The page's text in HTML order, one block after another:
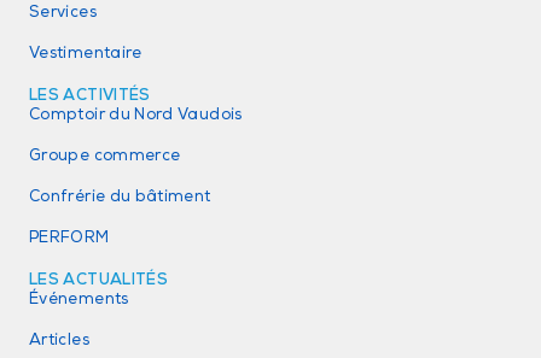
Services
Vestimentaire
LES ACTIVITÉS
Comptoir du Nord Vaudois
Groupe commerce
Confrérie du bâtiment
PERFORM
LES ACTUALITÉS
Événements
Articles